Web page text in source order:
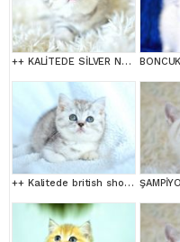
++ KALİTEDE SİLVER NS24 BRİTİSH SHORTHAİR
++ Kalitede british shorthair